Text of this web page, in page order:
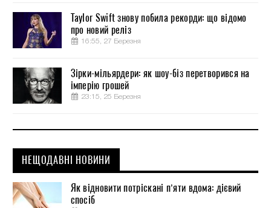
Taylor Swift знову побила рекорди: що відомо
про новий реліз
16:55, 27 Березня
Зірки-мільярдери: як шоу-біз перетворився на
імперію грошей
23:15, 25 Березня
НЕЩОДАВНІ НОВИНИ
Як відновити потріскані п’яти вдома: дієвий
спосіб